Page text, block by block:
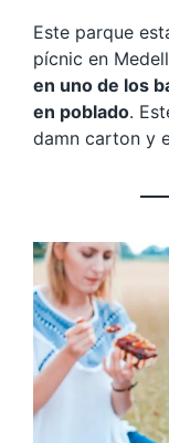
Este parque
pícnic en
en uno de los
en poblado.
damn carton y